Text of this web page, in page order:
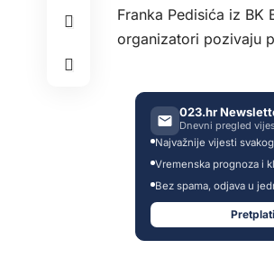
Franka Pedisića iz
organizatori pozivaju
023.hr
Dnevni pregled
Najvažnije vijesti
Vremenska prognoza i
Bez spama, odjava u